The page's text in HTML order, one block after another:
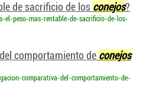
de sacrificio de los conejos?
el-peso-mas-rentable-de-sacrificio-de-los-
comportamiento de conejos
comparativa-del-comportamiento-de-